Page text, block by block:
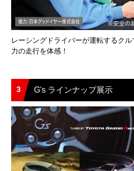
レーシングドライバーが運転するク
力の走行を体感！
3 G's ラインナップ展示